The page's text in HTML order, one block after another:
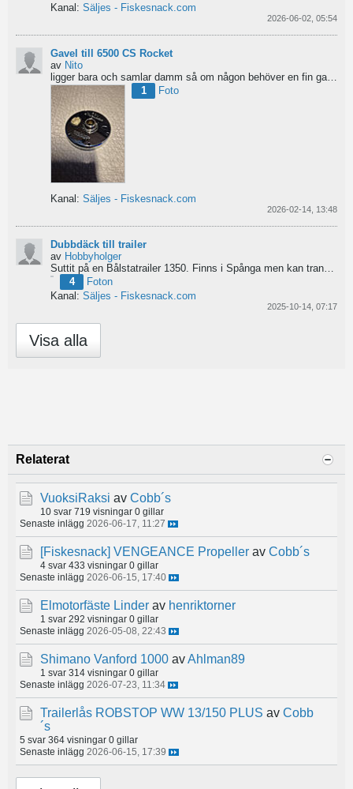
Kanal: Säljes - Fiskesnack.com
2026-06-02, 05:54
Gavel till 6500 CS Rocket
av Nito
1
Foto
Kanal: Säljes - Fiskesnack.com
2026-02-14, 13:48
Dubbdäck till trailer
av Hobbyholger
Suttit på en Bålstatrailer 1350. Finns i Spånga men kan transporteras mot Linköping. 500kr
4
Foton
Kanal: Säljes - Fiskesnack.com
2025-10-14, 07:17
Visa alla
Relaterat
VuoksiRaksi av Cobb´s
10 svar 719 visningar 0 gillar
Senaste inlägg 2026-06-17, 11:27
[Fiskesnack] VENGEANCE Propeller av Cobb´s
4 svar 433 visningar 0 gillar
Senaste inlägg 2026-06-15, 17:40
Elmotorfäste Linder av henriktorner
1 svar 292 visningar 0 gillar
Senaste inlägg 2026-05-08, 22:43
Shimano Vanford 1000 avAhlman89
1 svar 314 visningar 0 gillar
Senaste inlägg 2026-07-23, 11:34
Trailerlås ROBSTOP WW 13/150 PLUS av Cobb
´s
5 svar 364 visningar 0 gillar
Senaste inlägg 2026-06-15, 17:39